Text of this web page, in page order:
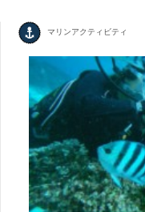
マリンアクティビティ